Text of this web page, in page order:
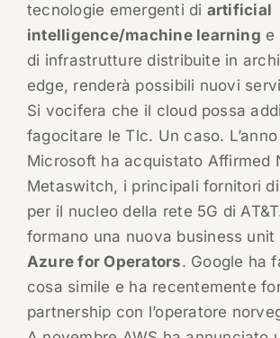
tecnologie emergenti di artificial
intelligence/machine learning e
di infrastrutture distribuite in
edge, renderà possibili nuovi
Si vocifera che il cloud possa
fagocitare le Tlc. Un caso.
Microsoft ha acquistato Affirmed
Metaswitch, i principali fornitori
per il nucleo della rete 5G di
formano una nuova business unit
Azure for Operators. Google ha
cosa simile e ha recentemente
partnership con l’operatore